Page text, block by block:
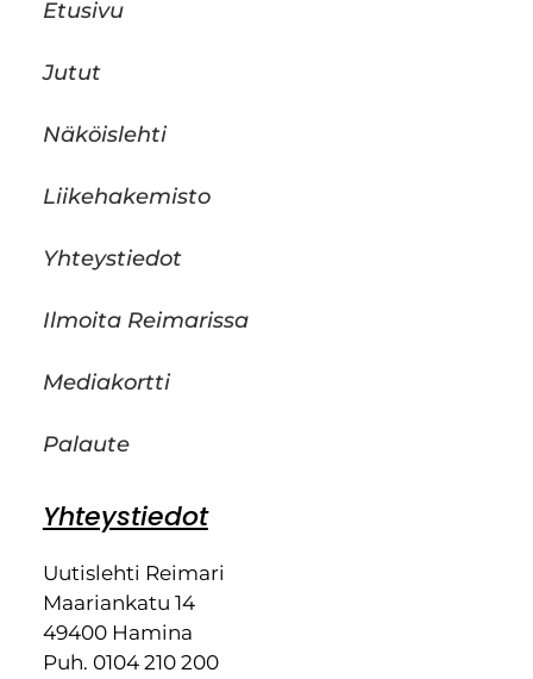
Etusivu
Jutut
Näköislehti
Liikehakemisto
Yhteystiedot
Ilmoita Reimarissa
Mediakortti
Palaute
Yhteystiedot
Uutislehti Reimari
Maariankatu 14
49400 Hamina
Puh. 0104 210 200